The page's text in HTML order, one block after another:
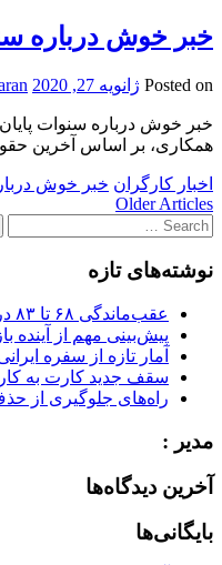
خبر خوش درباره
Posted on ژانویه 27, 2020
خبر خوش درباره سنوات
همکاری، بر اساس آخرین
اخبار کارگران خبر خوش
Post
navigation
Older Articles
Search
for:
نوشته‌های تازه
عقب‌ماندگی ۶۸ تا ۸۳ درصدی دستمزد/ گرانی بنزین سفره‌های خالی کارگران را ذوب می‌کند
پیش‌بینی مهم از آینده
آمار تازه از سفره
سقف جدید کارت به
راه‌های جلوگیری از
مدیر :
آخرین دیدگاه‌ها
بایگانی‌ها